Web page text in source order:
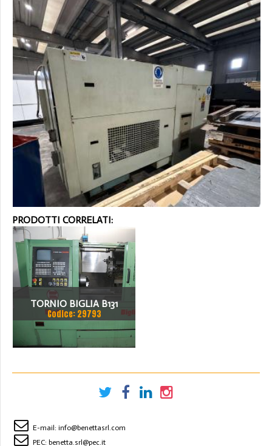
PRODOTTI CORRELATI:
TORNIO BIGLIA B131
Codice: 29793
E-mail: info@benettasrl.com
PEC: benetta.srl@pec.it